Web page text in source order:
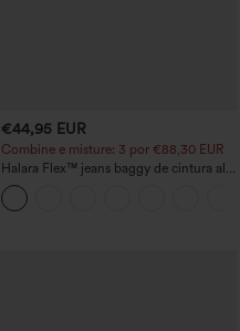
€44,95 EUR
Combine e misture: 3 por €88,30 EUR
Halara Flex™ jeans baggy de cintura alta
com bolsos, pernas largas, lavados,
casual